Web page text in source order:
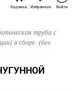
Корзина
Избранное
Войти
труба с
в сборе. (без